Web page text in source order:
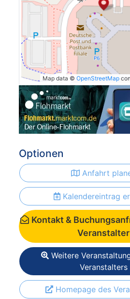
Map data © OpenStreetMap
Optionen
Anfahrt
Kalendereintrag
Kontakt &
Veranstalter
Weitere
Veranstalters
Homepage des